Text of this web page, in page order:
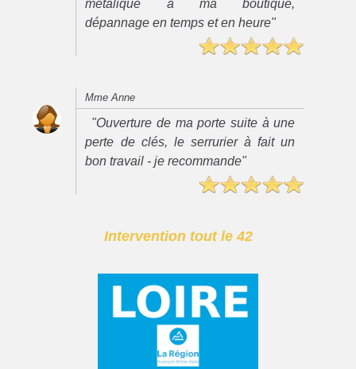
métalique à ma boutique,
dépannage en temps et en heure"
Mme Anne
"Ouverture de ma porte suite à une
perte de clés, le serrurier à fait un
bon travail - je recommande"
Intervention tout le 42